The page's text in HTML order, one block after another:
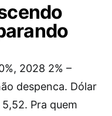
2028 2% –
despenca. Dólar
Pra quem